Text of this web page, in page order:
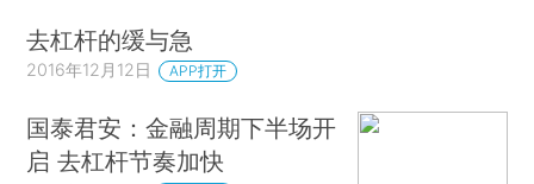
去杠杆的缓与急
2016年12月12日 APP打开
国泰君安：金融周期下半场开
启 去杠杆节奏加快